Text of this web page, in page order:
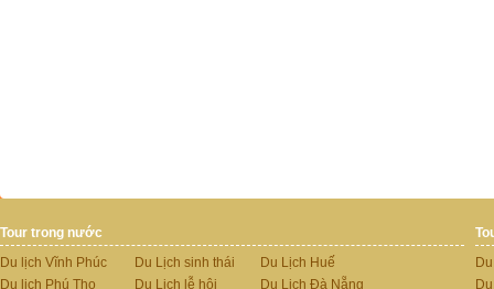
Tour trong nước
Du lịch Vĩnh Phúc
Du lịch Phú Thọ
Du Lịch sinh thái
Du Lịch lễ hội
Du Lịch Huế
Du Lịch Đà Nẵng